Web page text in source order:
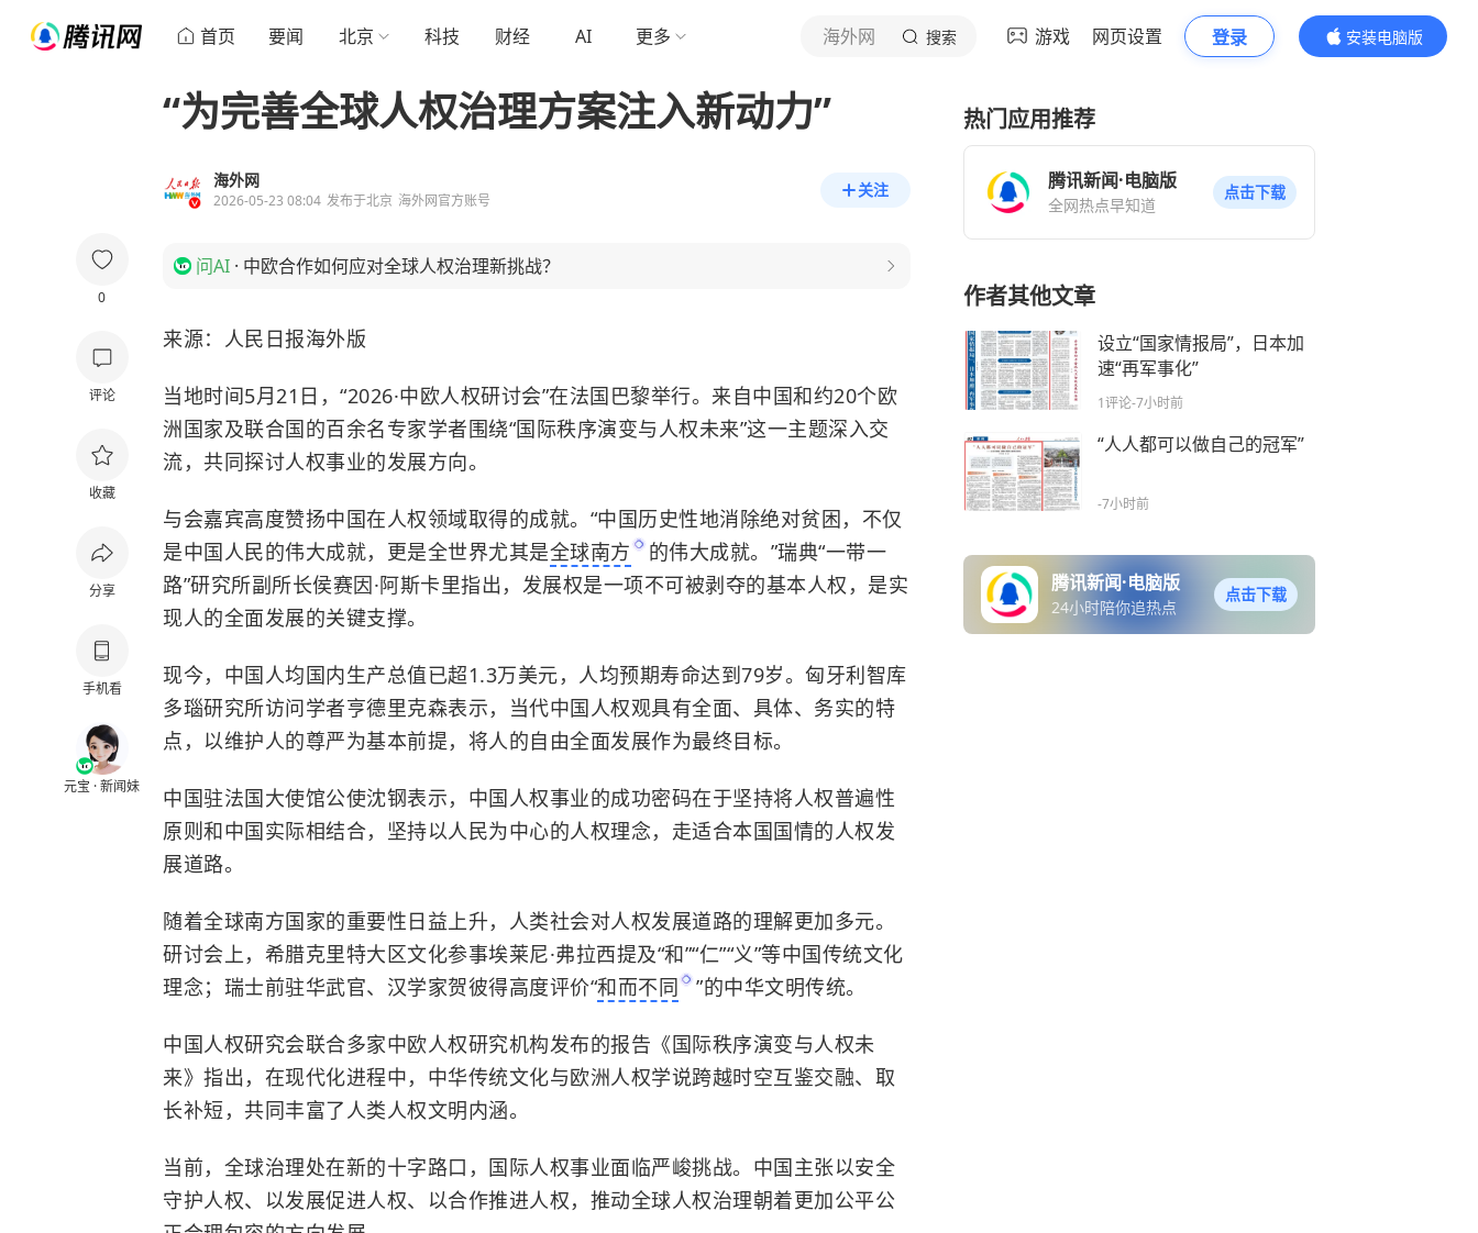
首页 要闻 北京 科技 财经 AI 更多 海外网 搜索 游戏 网页设置 登录
安装电脑版
内容更精彩
0
评论
收藏
分享
手机看
元宝 · 新闻妹
“为完善全球人权治理方案注入新动力”
海外网
2026-05-23 08:04 发布于北京 海外网官方账号
关注
问AI · 中欧合作如何应对全球人权治理新挑战？
来源：人民日报海外版
当地时间5月21日，“2026·中欧人权研讨会”在法国巴黎举行。来自中国和约20个欧
洲国家及联合国的百余名专家学者围绕“国际秩序演变与人权未来”这一主题深入交
流，共同探讨人权事业的发展方向。
与会嘉宾高度赞扬中国在人权领域取得的成就。“中国历史性地消除绝对贫困，不仅
是中国人民的伟大成就，更是全世界尤其是全球南方
的伟大成就。”瑞典“一带一
路”研究所副所长侯赛因·阿斯卡里指出，发展权是一项不可被剥夺的基本人权，是实
现人的全面发展的关键支撑。
现今，中国人均国内生产总值已超1.3万美元，人均预期寿命达到79岁。匈牙利智库
多瑙研究所访问学者亨德里克森表示，当代中国人权观具有全面、具体、务实的特
点，以维护人的尊严为基本前提，将人的自由全面发展作为最终目标。
中国驻法国大使馆公使沈钢表示，中国人权事业的成功密码在于坚持将人权普遍性
原则和中国实际相结合，坚持以人民为中心的人权理念，走适合本国国情的人权发
展道路。
随着全球南方国家的重要性日益上升，人类社会对人权发展道路的理解更加多元。
研讨会上，希腊克里特大区文化参事埃莱尼·弗拉西提及“和”“仁”“义”等中国传统文化
理念；瑞士前驻华武官、汉学家贺彼得高度评价“和而不同 ”的中华文明传统。
中国人权研究会联合多家中欧人权研究机构发布的报告《国际秩序演变与人权未
来》指出，在现代化进程中，中华传统文化与欧洲人权学说跨越时空互鉴交融、取
长补短，共同丰富了人类人权文明内涵。
当前，全球治理处在新的十字路口，国际人权事业面临严峻挑战。中国主张以安全
守护人权、以发展促进人权、以合作推进人权，推动全球人权治理朝着更加公平公
热门应用推荐
腾讯新闻·电脑版
全网热点早知道
点击下载
作者其他文章
设立“国家情报局”，日本加
速“再军事化”
1评论-7小时前
“人人都可以做自己的冠军”
-7小时前
腾讯新闻·电脑版
24小时陪你追热点
点击下载